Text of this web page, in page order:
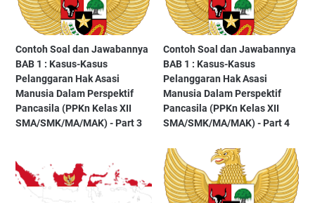
Contoh Soal dan Jawabannya
BAB 1 : Kasus-Kasus
Pelanggaran Hak Asasi
Manusia Dalam Perspektif
Pancasila (PPKn Kelas XII
SMA/SMK/MA/MAK) - Part 3
Contoh Soal dan Jawabannya
BAB 1 : Kasus-Kasus
Pelanggaran Hak Asasi
Manusia Dalam Perspektif
Pancasila (PPKn Kelas XII
SMA/SMK/MA/MAK) - Part 4